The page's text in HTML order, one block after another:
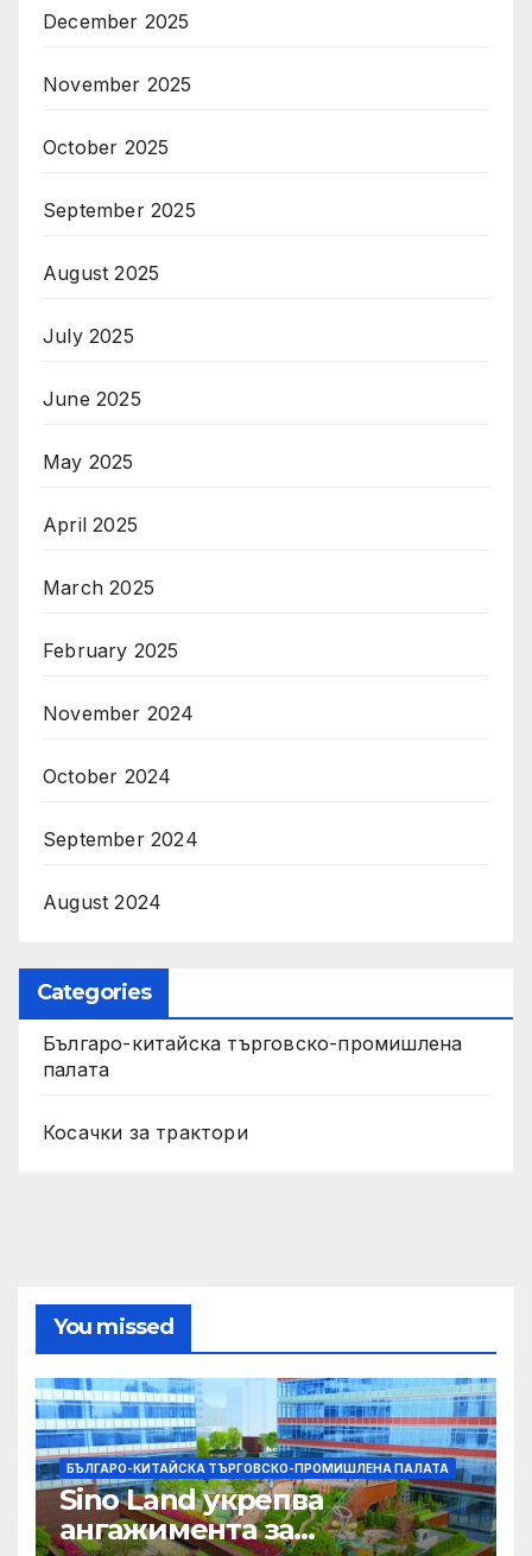
December 2025
November 2025
October 2025
September 2025
August 2025
July 2025
June 2025
May 2025
April 2025
March 2025
February 2025
November 2024
October 2024
September 2024
August 2024
Categories
Българо-китайска търговско-промишлена
палата
Косачки за трактори
You missed
БЪЛГАРО-КИТАЙСКА ТЪРГОВСКО-ПРОМИШЛЕНА ПАЛАТА
Sino Land укрепва
ангажимента за